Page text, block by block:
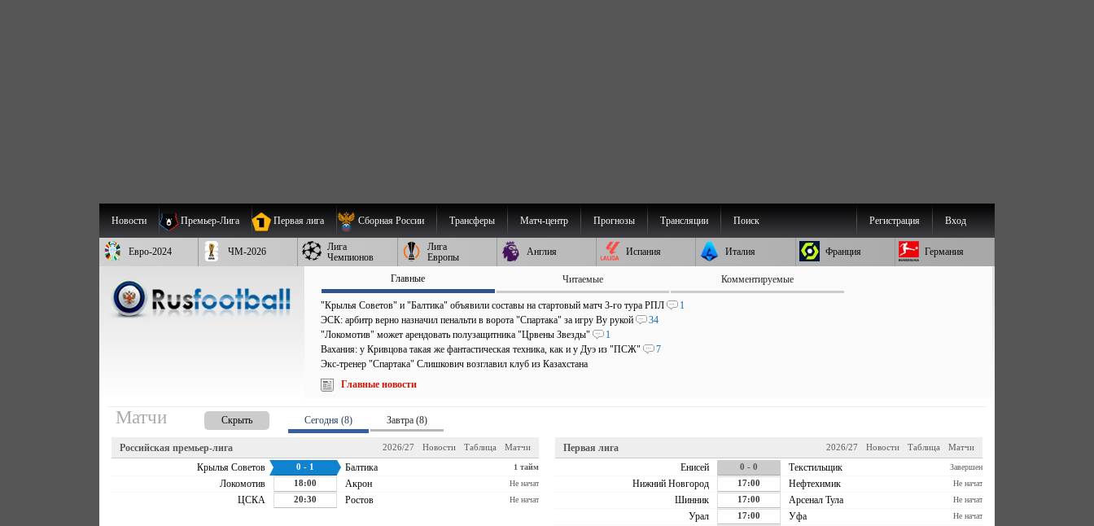
Новости Премьер-Лига Первая лига Сборная России Трансферы Матч-центр Прогнозы Трансляции Поиск Вход
Регистрация
Евро-2024 ЧМ-2026
Лига
Чемпионов
Лига
Европы
Англия Испания Италия Франция Германия
Главные Читаемые Комментируемые
"Крылья Советов" и "Балтика" объявили составы на стартовый матч 3-го тура РПЛ
1
ЭСК: арбитр верно назначил пенальти в ворота "Спартака" за игру Ву рукой
34
"Локомотив" может арендовать полузащитника "Црвены Звезды"
1
Вахания: у Кривцова такая же фантастическая техника, как и у Дуэ из "ПСЖ"
7
Экс-тренер "Спартака" Слишкович возглавил клуб из Казахстана
Главные новости
Матчи Скрыть Сегодня (8) Завтра (8)
Российская премьер-лига Матчи
Таблица
Новости
2026/27
Крылья Советов 0 - 1 Балтика 1 тайм
Локомотив 18:00 Акрон Не начат
ЦСКА 20:30 Ростов Не начат
Первая лига Матчи
Таблица
Новости
2026/27
Енисей 0 - 0 Текстильщик Завершен
Нижний Новгород 17:00 Нефтехимик Не начат
Шинник 17:00 Арсенал Тула Не начат
Урал 17:00 Уфа Не начат